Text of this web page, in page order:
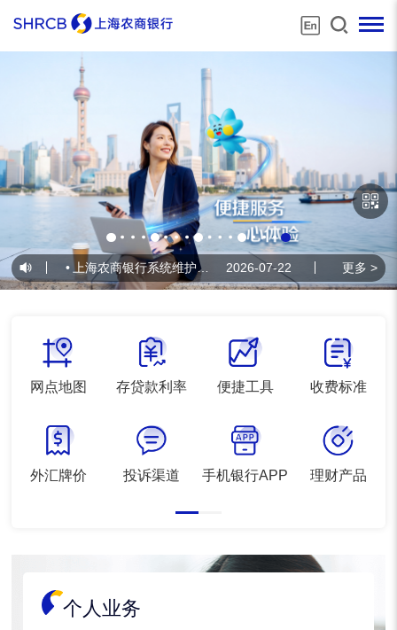
上海农商银行系统维护公告 2026-07-22 上海农商银行
更多 >
网点地图
外汇牌价
存贷款利率
投诉渠道
便捷工具
手机银行APP
收费标准
理财产品
个人业务